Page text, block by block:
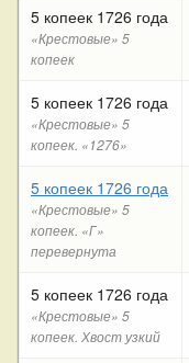
5 копеек 1726 года
«Крестовые» 5
копеек
5 копеек 1726 года
«Крестовые» 5
копеек. «1276»
5 копеек 1726 года
«Крестовые» 5
копеек. «Г»
перевернута
5 копеек 1726 года
«Крестовые» 5
копеек. Хвост узкий